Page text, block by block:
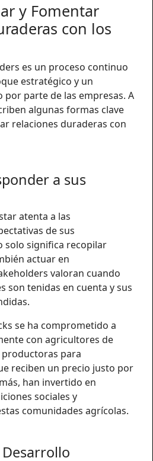
y Fomentar
con los
es un proceso continuo
estratégico y un
parte de las empresas. A
algunas formas clave
relaciones duraderas con
a sus
atenta a las
de sus
solo significa recopilar
actuar en
valoran cuando
son tenidas en cuenta y sus
se ha comprometido a
con agricultores de
para
reciben un precio justo por
han invertido en
sociales y
comunidades agrícolas.